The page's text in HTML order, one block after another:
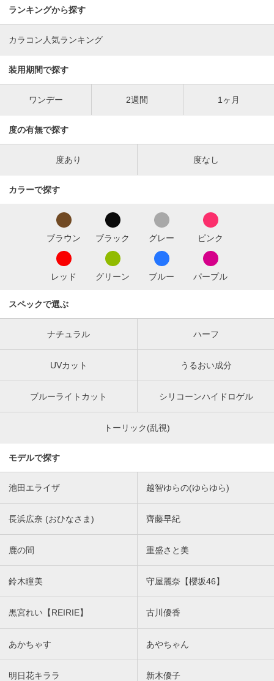
ランキングから探す
カラコン人気ランキング
装用期間で探す
ワンデー 2週間 1ヶ月
度の有無で探す
度あり 度なし
カラーで探す
ブラウン ブラック グレー ピンク
レッド グリーン ブルー パープル
スペックで選ぶ
ナチュラル ハーフ
UVカット うるおい成分
ブルーライトカット シリコーンハイドロゲル
トーリック(乱視)
モデルで探す
池田エライザ 越智ゆらの(ゆらゆら)
長浜広奈 (おひなさま) 齊藤早紀
鹿の間 重盛さと美
鈴木瞳美 守屋麗奈【櫻坂46】
黒宮れい【REIRIE】 古川優香
あかちゃす あやちゃん
明日花キララ 新木優子